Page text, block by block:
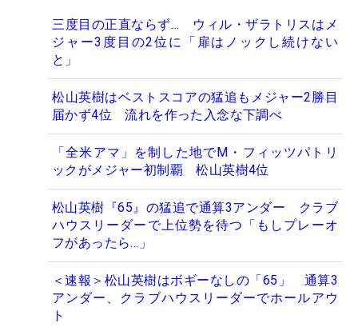
三度目の正直ならず… ウィル・ザラトリスはメ
ジャー3度目の2位に「扉はノックし続けない
と」
松山英樹はベストスコアの猛追もメジャー2勝目
届かず4位 流れを作った入念な下調べ
「全米アマ」を制した地でM・フィッツパトリ
ックがメジャー初制覇 松山英樹4位
松山英樹『65』の猛追で通算3アンダー クラブ
ハウスリーダーで上位勢を待つ「もしプレーオ
フがあったら…」
＜速報＞松山英樹はボギーなしの「65」 通算3
アンダー、クラブハウスリーダーでホールアウ
ト